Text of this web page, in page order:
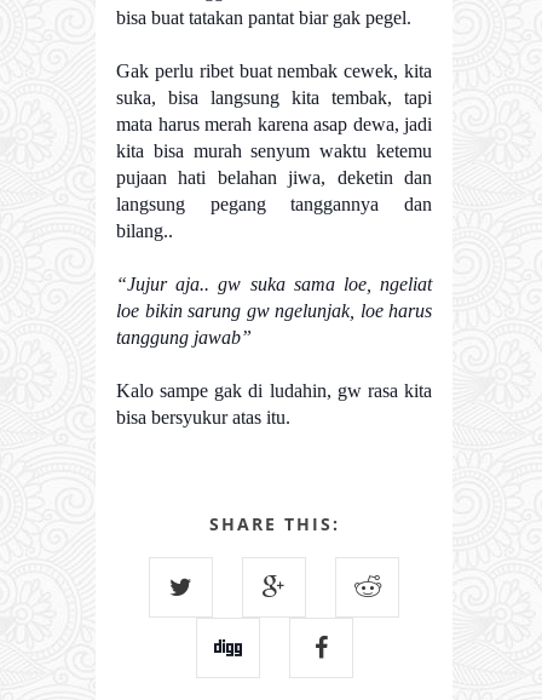
bisa buat tatakan pantat biar gak pegel.
Gak perlu ribet buat nembak cewek, kita
suka, bisa langsung kita tembak, tapi
mata harus merah karena asap dewa, jadi
kita bisa murah senyum waktu ketemu
pujaan hati belahan jiwa, deketin dan
langsung pegang tanggannya dan
bilang..
“Jujur aja.. gw suka sama loe, ngeliat
loe bikin sarung gw ngelunjak, loe harus
tanggung jawab”
Kalo sampe gak di ludahin, gw rasa kita
bisa bersyukur atas itu.
SHARE THIS: